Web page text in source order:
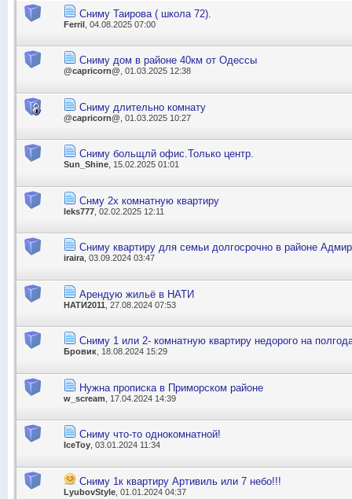
Сниму Таирова ( школа 72).
Ferril , 04.08.2025 07:00
Сниму дом в районе 40км от Одессы
@capricorn@ , 01.03.2025 12:38
Сниму длительно комнату
@capricorn@ , 01.03.2025 10:27
Сниму больщлй офис.Только центр.
Sun_Shine , 15.02.2025 01:01
Снму 2х комнатную квартиру
leks777 , 02.02.2025 12:11
Сниму квартиру для семьи долгосрочно в районе
iraira , 03.09.2024 03:47
Арендую жильё в НАТИ
НАТИ2011 , 27.08.2024 07:53
Сниму 1 или 2- комнатную квартиру недорого на
Бровик , 18.08.2024 15:29
Нужна прописка в Приморском районе
w_scream , 17.04.2024 14:39
Сниму что-то однокомнатной!
IceToy , 03.01.2024 11:34
Сниму 1к квартиру Артивиль или 7 небо!!!
LyubovStyle , 01.01.2024 04:37